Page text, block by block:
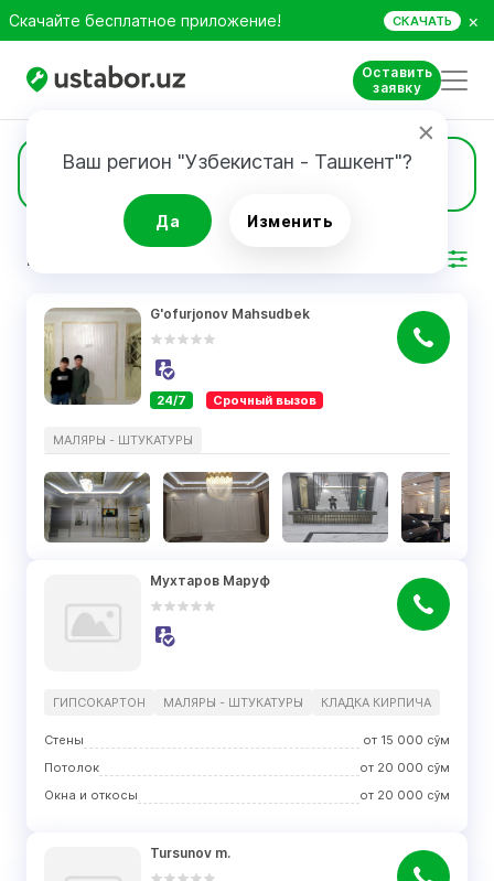
Скачайте бесплатное приложение! СКАЧАТЬ ×
Оставить
заявку
Ваш регион "Узбекистан - Ташкент"?
Да Изменить
Маляры - штукатуры 40
РЕЗУЛЬТАТ
G'ofurjonov Mahsudbek
24/7 Срочный вызов
МАЛЯРЫ - ШТУКАТУРЫ
Мухтаров Маруф
ГИПСОКАРТОН МАЛЯРЫ - ШТУКАТУРЫ КЛАДКА КИРПИЧА
Стены от 15 000 сўм
Потолок
от 20 000 сўм
Окна и откосы
от 20 000 сўм
Tursunov m.